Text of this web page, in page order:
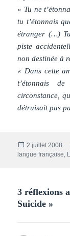
« Tu ne
tu t’étonnais
étranger (…)
piste
non destinée à
« Dans cette
t’étonnais
circonstance,
détruisait pas
Publié
le
2 juillet 2008
langue française,
3 réflexions
Suicide »